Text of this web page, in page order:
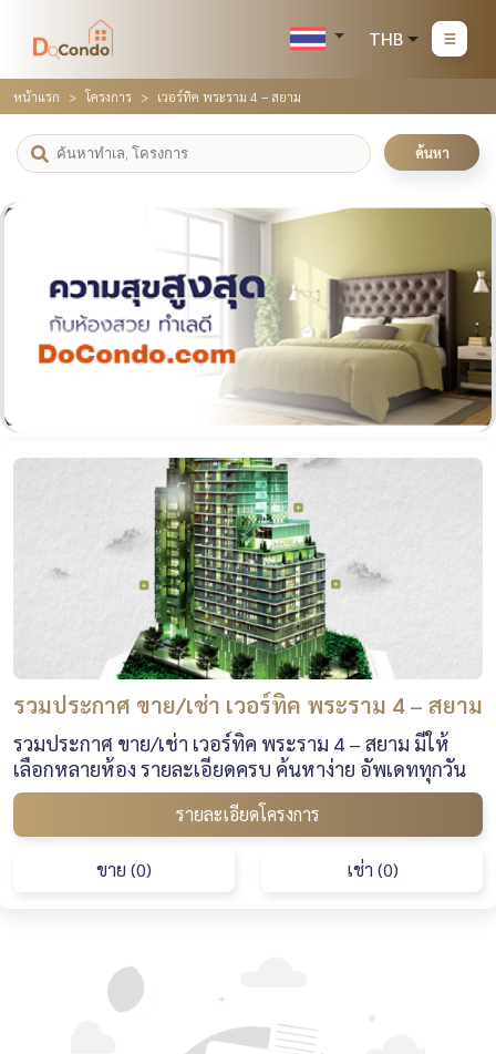
THB
หน้าแรก โครงการ เวอร์ทิค พระราม 4 – สยาม
ค้นหา
รวมประกาศ ขาย/เช่า เวอร์ทิค พระราม 4 – สยาม
รวมประกาศ ขาย/เช่า เวอร์ทิค พระราม 4 – สยาม มีให้
เลือกหลายห้อง รายละเอียดครบ ค้นหาง่าย อัพเดททุกวัน
รายละเอียดโครงการ
ขาย (0) เช่า (0)